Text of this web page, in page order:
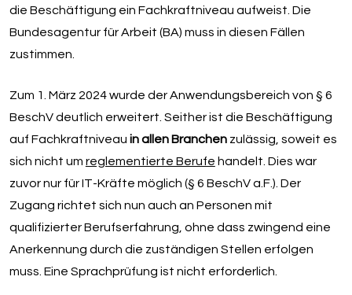
die Beschäftigung ein Fachkraftniveau aufweist. Die
Bundesagentur für Arbeit (BA) muss in diesen Fällen
zustimmen.
Zum 1. März 2024 wurde der Anwendungsbereich von § 6
BeschV deutlich erweitert. Seither ist die Beschäftigung
auf Fachkraftniveau in allen Branchenzulässig, soweit es
sich nicht um reglementierte Berufe handelt. Dies war
zuvor nur für IT-Kräfte möglich (§ 6 BeschV a.F.). Der
Zugang richtet sich nun auch an Personen mit
qualifizierter Berufserfahrung, ohne dass zwingend eine
Anerkennung durch die zuständigen Stellen erfolgen
muss. Eine Sprachprüfung ist nicht erforderlich.